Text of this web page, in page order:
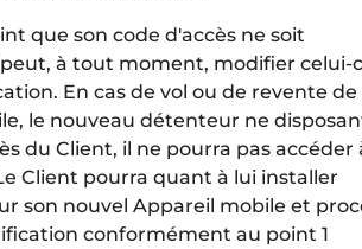
que son code d'accès ne soit
à tout moment, modifier celui-
En cas de vol ou de revente de
le nouveau détenteur ne
du Client, il ne pourra pas accéder
Client pourra quant à lui installer
son nouvel Appareil mobile et
conformément au point 1